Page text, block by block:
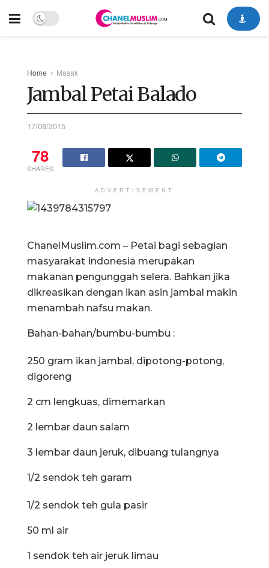
Home Masak
Jambal Petai Balado
17/08/2015
78
SHARES
ADVERTISEMENT
ChanelMuslim.com – Petai bagi sebagian
masyarakat Indonesia merupakan
makanan pengunggah selera. Bahkan jika
dikreasikan dengan ikan asin jambal makin
menambah nafsu makan.
Bahan-bahan/bumbu-bumbu :
250 gram ikan jambal, dipotong-potong,
digoreng
2 cm lengkuas, dimemarkan
2 lembar daun salam
3 lembar daun jeruk, dibuang tulangnya
1/2 sendok teh garam
1/2 sendok teh gula pasir
50 ml air
1 sendok teh air jeruk limau